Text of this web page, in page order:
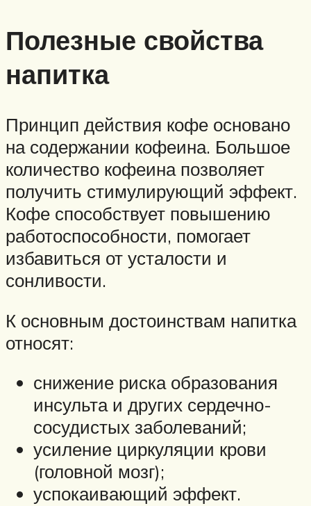
Полезные свойства
напитка
Принцип действия кофе основано
на содержании кофеина. Большое
количество кофеина позволяет
получить стимулирующий эффект.
Кофе способствует повышению
работоспособности, помогает
избавиться от усталости и
сонливости.
К основным достоинствам напитка
относят:
снижение риска образования
инсульта и других сердечно-
сосудистых заболеваний;
усиление циркуляции крови
(головной мозг);
успокаивающий эффект.